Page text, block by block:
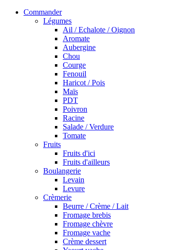
Commander
Légumes
Ail / Echalote / Oignon
Aromate
Aubergine
Chou
Courge
Fenouil
Haricot / Pois
Maïs
PDT
Poivron
Racine
Salade / Verdure
Tomate
Fruits
Fruits d'ici
Fruits d'ailleurs
Boulangerie
Levain
Levure
Crèmerie
Beurre / Crème / Lait
Fromage brebis
Fromage chèvre
Fromage vache
Crème dessert